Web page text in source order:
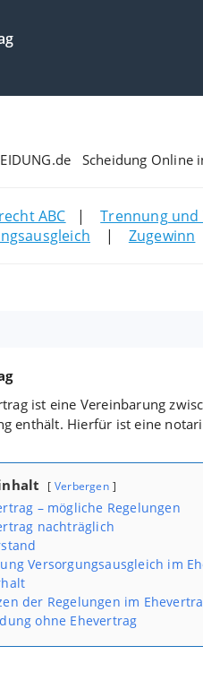
Scheidung
ABC |Trennung
| Zugewinn
ist eine Vereinbarung
enthält. Hierfür ist eine
Verbergen
– mögliche Regelungen
nachträglich
Versorgungsausgleich im
der Regelungen im
ohne Ehevertrag